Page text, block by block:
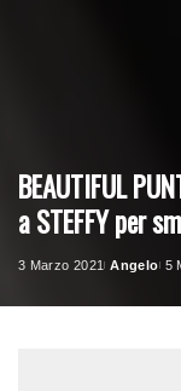
BEAUTIFUL
a STEFFY per
3 Marzo 2021
Posted
Angelo 5